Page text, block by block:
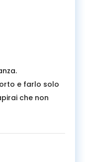
e farlo solo
che non